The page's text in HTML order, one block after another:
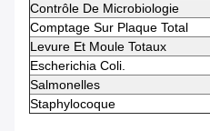
Contrôle De Microbiologie
Comptage Sur Plaque Total
Levure Et Moule Totaux
Escherichia Coli.
Salmonelles
Staphylocoque